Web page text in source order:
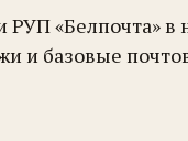
РУП «Белпочта»
и базовые